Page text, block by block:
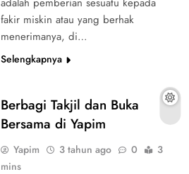
fakir miskin atau yang berhak
‎menerimanya, di…
Selengkapnya
Berbagi Takjil dan Buka
Bersama di Yapim
Yapim 3 tahun ago 0
3
mins